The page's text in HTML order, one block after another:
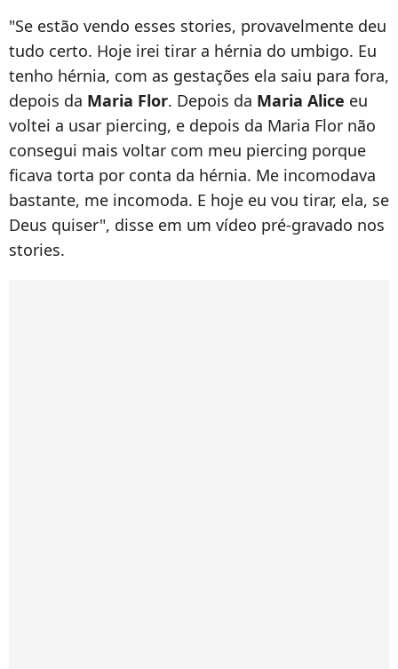
"Se estão vendo esses stories, provavelmente deu
tudo certo. Hoje irei tirar a hérnia do umbigo. Eu
tenho hérnia, com as gestações ela saiu para fora,
depois da Maria Flor. Depois da Maria Alice eu
voltei a usar piercing, e depois da Maria Flor não
consegui mais voltar com meu piercing porque
ficava torta por conta da hérnia. Me incomodava
bastante, me incomoda. E hoje eu vou tirar, ela, se
Deus quiser", disse em um vídeo pré-gravado nos
stories.